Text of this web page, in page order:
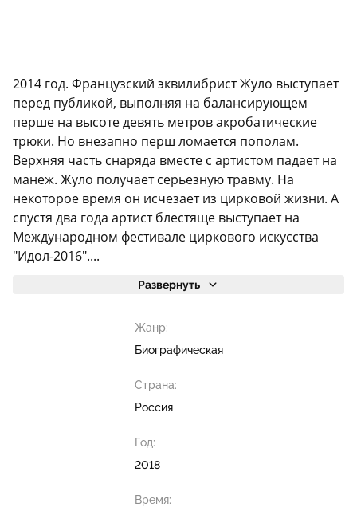
2014 год. Французский эквилибрист Жуло выступает
перед публикой, выполняя на балансирующем
перше на высоте девять метров акробатические
трюки. Но внезапно перш ломается пополам.
Верхняя часть снаряда вместе с артистом падает на
манеж. Жуло получает серьезную травму. На
некоторое время он исчезает из цирковой жизни. А
спустя два года артист блестяще выступает на
Международном фестивале циркового искусства
"Идол-2016"....
Развернуть
Жанр:
Биографическая
Страна:
Россия
Год:
2018
Время: